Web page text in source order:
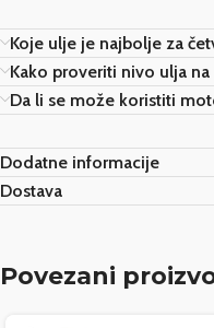
Koje ulje je najbolje za
Kako proveriti nivo ulja na
Da li se može koristiti
Dodatne informacije
Dostava
Povezani